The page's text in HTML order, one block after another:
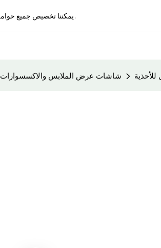
يمكننا تخصيص جميع حوامل عرض المنتجات لتلبية احتياجاتك.
شاشات عرض الملابس والاكسسوارات